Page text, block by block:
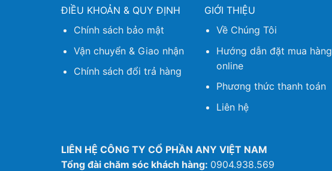
ĐIỀU KHOẢN & QUY ĐỊNH
Chính sách bảo mật
Vận chuyển & Giao nhận
Chính sách đổi trả hàng
GIỚI THIỆU
Về Chúng Tôi
Hướng dẫn đặt mua hàng
online
Phương thức thanh toán
Liên hệ
LIÊN HỆ CÔNG TY CỔ PHẦN ANY VIỆT NAM
Tổng đài chăm sóc khách hàng: 0904.938.569